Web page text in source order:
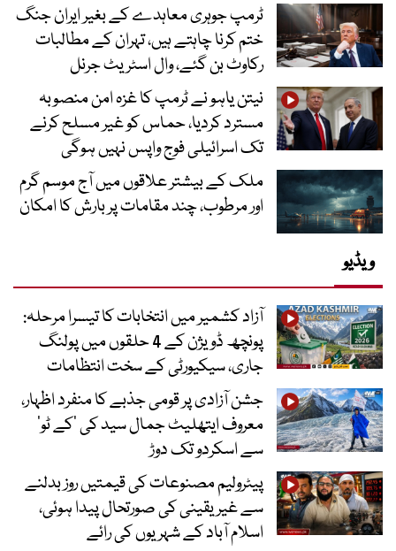
ٹرمپ جوہری معاہدے کے بغیر ایران جنگ
ختم کرنا چاہتے ہیں، تہران کے مطالبات
رکاوٹ بن گئے، وال اسٹریٹ جرنل
نیتن یاہو نے ٹرمپ کا غزہ امن منصوبہ
مسترد کردیا، حماس کو غیر مسلح کرنے
تک اسرائیلی فوج واپس نہیں ہوگی
ملک کے بیشتر علاقوں میں آج موسم گرم
اور مرطوب، چند مقامات پر بارش کا امکان
ویڈیو
آزاد کشمیر میں انتخابات کا تیسرا مرحلہ:
پونچھ ڈویژن کے 4 حلقوں میں پولنگ
جاری، سیکیورٹی کے سخت انتظامات
جشن آزادی پر قومی جذبے کا منفرد اظہار،
معروف ایتھلیٹ جمال سید کی ’کے ٹو‘
سے اسکردو تک دوڑ
پیٹرولیم مصنوعات کی قیمتیں روز بدلنے
سے غیر یقینی کی صورتحال پیدا ہوئی،
اسلام آباد کے شہریوں کی رائے